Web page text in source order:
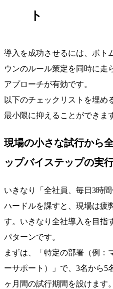
ト
導入を成功させるには、ボト
ウンのルール策定を同時に走
アプローチが有効です。
以下のチェックリストを埋め
最小限に抑えることができま
現場の小さな試行から
ップバイステップの実
いきなり「全社員、毎日3時
ハードルを課すと、現場は疲
す。いきなり全社導入を目指
パターンです。
まずは、「特定の部署（例：
ーサポート）」で、3名から5
ヶ月間の試行期間を設けます